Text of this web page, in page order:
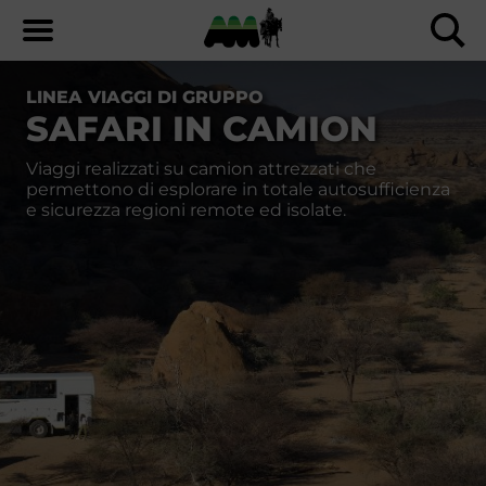
LINEA VIAGGI DI GRUPPO
SAFARI IN CAMION
Viaggi realizzati su camion attrezzati che
permettono di esplorare in totale autosufficienza
e sicurezza regioni remote ed isolate.